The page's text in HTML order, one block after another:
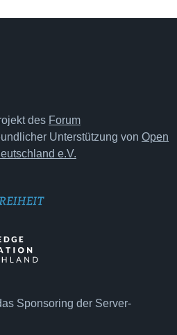
des Forum
Unterstützung von Open
e.V.
Sponsoring der Server-